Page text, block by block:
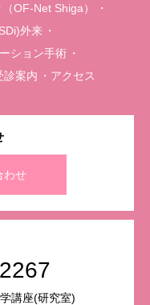
OF-Net Shiga）
外来
ション手術
診案内 アクセス
わせ
講座(研究室)